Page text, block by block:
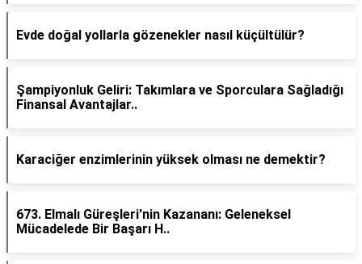
Evde doğal yollarla gözenekler nasıl küçültülür?
Şampiyonluk Geliri: Takımlara ve Sporculara Sağladığı
Finansal Avantajlar..
Karaciğer enzimlerinin yüksek olması ne demektir?
673. Elmalı Güreşleri'nin Kazananı: Geleneksel
Mücadelede Bir Başarı H..